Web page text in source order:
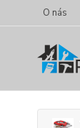
O nás